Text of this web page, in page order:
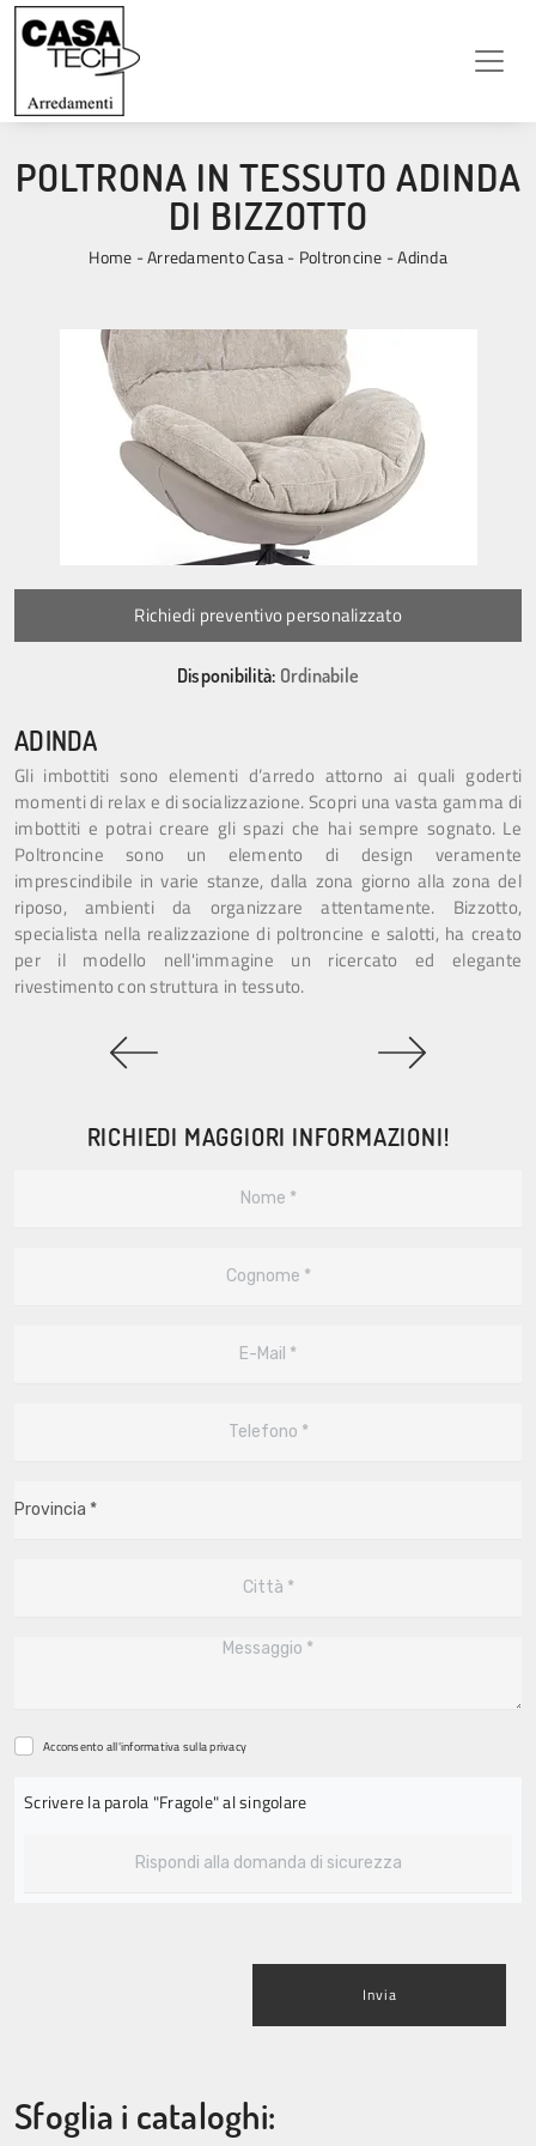
POLTRONA IN TESSUTO ADINDA
DI BIZZOTTO
Home -Arredamento Casa- Poltroncine -Adinda
Richiedi preventivo personalizzato
Disponibilità: Ordinabile
ADINDA
Gli imbottiti sono elementi d’arredo attorno ai quali goderti
momenti di relax e di socializzazione. Scopri una vasta gamma di
imbottiti e potrai creare gli spazi che hai sempre sognato. Le
Poltroncine sono un elemento di design veramente
imprescindibile in varie stanze, dalla zona giorno alla zona del
riposo, ambienti da organizzare attentamente. Bizzotto,
specialista nella realizzazione di poltroncine e salotti, ha creato
per il modello nell'immagine un ricercato ed elegante
rivestimento con struttura in tessuto.
RICHIEDI MAGGIORI INFORMAZIONI!
Acconsento all'informativa sullaprivacy
Scrivere la parola "Fragole" al singolare
Invia
Sfoglia i cataloghi: